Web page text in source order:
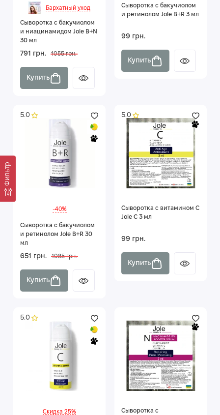
Фильтр
Бархатный уход
Сыворотка с бакучиолом
и ниацинамидом Jole B+N
30 мл
791 грн. 1055 грн.
Купить
Сыворотка с бакучиолом
и ретинолом Jole B+R 3 мл
99 грн.
Купить
5.0
-40%
Сыворотка с бакучиолом
и ретинолом Jole B+R 30
мл
651 грн. 1085 грн.
Купить
5.0
Сыворотка с витамином C
Jole С 3 мл
99 грн.
Купить
5.0
Скидка 25%
Сыворотка с